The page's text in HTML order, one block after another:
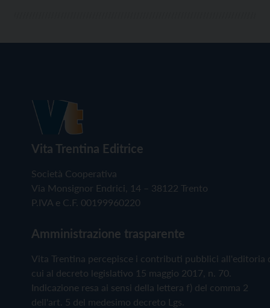
Vita Trentina Editrice
Società Cooperativa
Via Monsignor Endrici, 14 – 38122 Trento
P.IVA e C.F. 00199960220
Amministrazione trasparente
Vita Trentina percepisce i contributi pubblici all'editoria
cui al decreto legislativo 15 maggio 2017, n. 70.
Indicazione resa ai sensi della lettera f) del comma 2
dell'art. 5 del medesimo decreto Lgs.